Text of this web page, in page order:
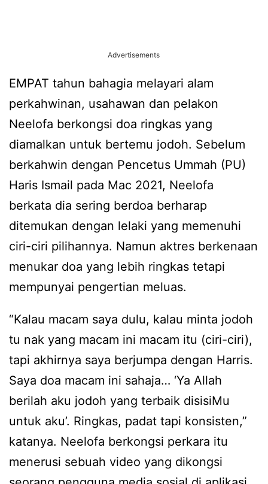
Advertisements
EMPAT tahun bahagia melayari alam
perkahwinan, usahawan dan pelakon
Neelofa berkongsi doa ringkas yang
diamalkan untuk bertemu jodoh. Sebelum
berkahwin dengan Pencetus Ummah (PU)
Haris Ismail pada Mac 2021, Neelofa
berkata dia sering berdoa berharap
ditemukan dengan lelaki yang memenuhi
ciri-ciri pilihannya. Namun aktres berkenaan
menukar doa yang lebih ringkas tetapi
mempunyai pengertian meluas.
“Kalau macam saya dulu, kalau minta jodoh
tu nak yang macam ini macam itu (ciri-ciri),
tapi akhirnya saya berjumpa dengan Harris.
Saya doa macam ini sahaja… ‘Ya Allah
berilah aku jodoh yang terbaik disisiMu
untuk aku’. Ringkas, padat tapi konsisten,”
katanya. Neelofa berkongsi perkara itu
menerusi sebuah video yang dikongsi